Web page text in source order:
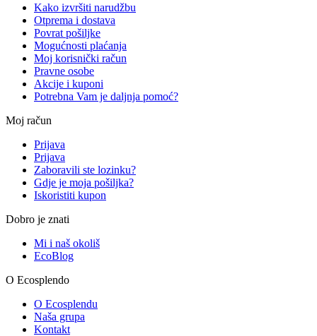
Kako izvršiti narudžbu
Otprema i dostava
Povrat pošiljke
Mogućnosti plaćanja
Moj korisnički račun
Pravne osobe
Akcije i kuponi
Potrebna Vam je daljnja pomoć?
Moj račun
Prijava
Prijava
Zaboravili ste lozinku?
Gdje je moja pošiljka?
Iskoristiti kupon
Dobro je znati
Mi i naš okoliš
EcoBlog
O Ecosplendo
O Ecosplendu
Naša grupa
Kontakt